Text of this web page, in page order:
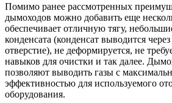
Помимо ранее рассмотренных
дымоходов можно добавить еще
обеспечивает отличную тягу,
конденсата (конденсат выводится
отверстие), не деформируется, не
навыков для очистки и так далее.
позволяют выводить газы с
эффективностью для используемого
оборудования.